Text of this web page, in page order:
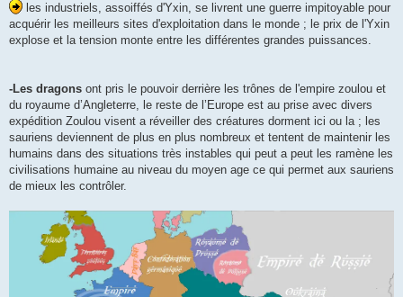
les industriels, assoiffés d'Yxin, se livrent une guerre impitoyable pour
acquérir les meilleurs sites d'exploitation dans le monde ; le prix de l'Yxin
explose et la tension monte entre les différentes grandes puissances.
-Les dragons ont pris le pouvoir derrière les trônes de l'empire zoulou et
du royaume d’Angleterre, le reste de l’Europe est au prise avec divers
expédition Zoulou visent a réveiller des créatures dorment ici ou la ; les
sauriens deviennent de plus en plus nombreux et tentent de maintenir les
humains dans des situations très instables qui peut a peut les ramène les
civilisations humaine au niveau du moyen age ce qui permet aux sauriens
de mieux les contrôler.